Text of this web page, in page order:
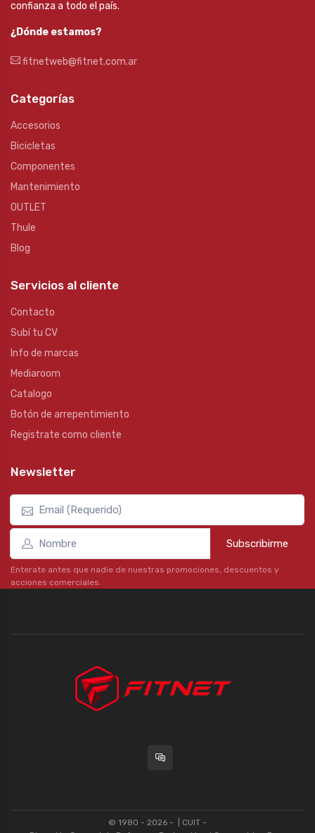
confianza a todo el país.
¿Dónde estamos?
fitnetweb@fitnet.com.ar
Categorías
Accesorios
Bicicletas
Componentes
Mantenimiento
OUTLET
Thule
Blog
Servicios al cliente
Contacto
Subí tu CV
Info de marcas
Mediaroom
Catalogo
Botón de arrepentimiento
Registrate como cliente
Newsletter
Subscribirme
Enterate antes que nadie de nuestras promociones, descuentos y
acciones comerciales.
© 1980 - 2026 -
| CUIT -